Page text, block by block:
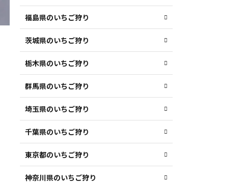
福島県のいちご狩り
茨城県のいちご狩り
栃木県のいちご狩り
群馬県のいちご狩り
埼玉県のいちご狩り
千葉県のいちご狩り
東京都のいちご狩り
神奈川県のいちご狩り